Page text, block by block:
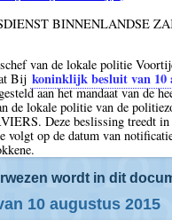
BINNENLANDSE
van de lokale politie
Bij koninklijk besluit van 10
aan het mandaat van de
de lokale politie van de
Deze beslissing treedt
volgt op de datum van
wordt in dit
10 augustus 2015